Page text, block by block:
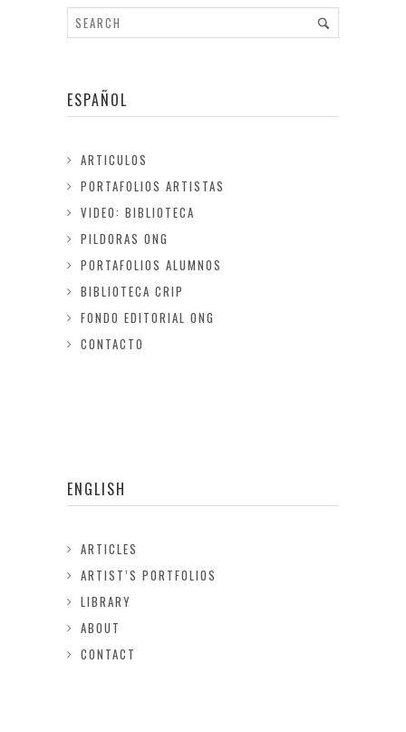
ESPAÑOL
ARTICULOS
PORTAFOLIOS ARTISTAS
VIDEO: BIBLIOTECA
PILDORAS ONG
PORTAFOLIOS ALUMNOS
BIBLIOTECA CRIP
FONDO EDITORIAL ONG
CONTACTO
ENGLISH
ARTICLES
ARTIST’S PORTFOLIOS
LIBRARY
ABOUT
CONTACT